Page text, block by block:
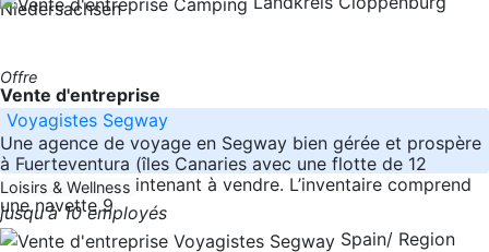
Niedersachsen
Offre
Vente d'entreprise
Voyagistes Segway
Une agence de voyage en Segway bien gérée et prospère
à Fuerteventura (îles Canaries avec une flotte de 12
Segways est maintenant à vendre. L’inventaire comprend
une navette 9
Loisirs & Wellness
jusqu'à 10 employés
Spain/ Region